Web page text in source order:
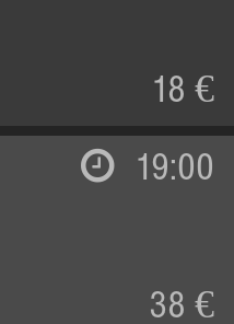
18 €
19:00
38 €